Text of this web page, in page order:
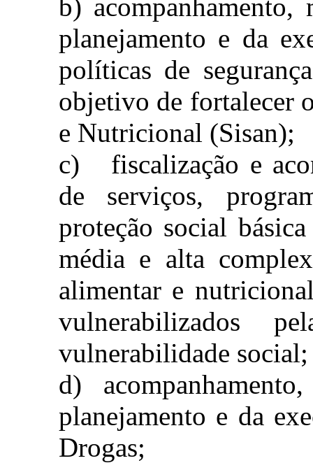
b)
planejamento e da
políticas de
objetivo de fortalecer
e Nutricional (Sisan);
c)
fiscalização e
de serviços,
proteção social
média e alta
alimentar e
vulnerabilizados
vulnerabilidade social;
d)
planejamento e da
Drogas;